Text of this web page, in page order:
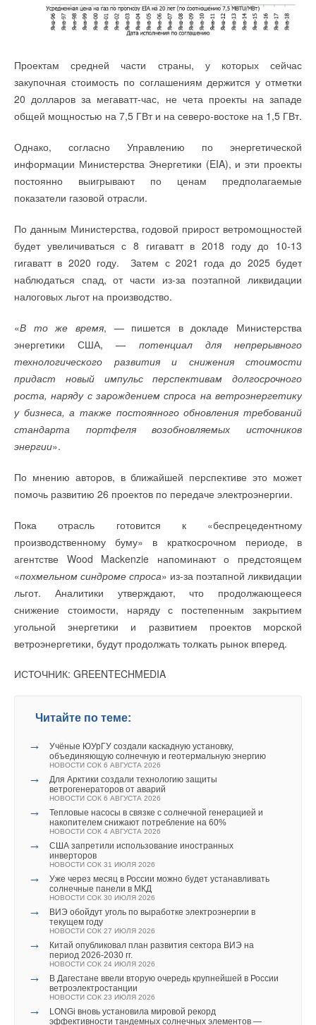
Проектам средней части страны, у которых сейчас
закупочная стоимость по соглашениям держится у отметки
20 долларов за мегаватт-час, не чета проекты на западе
общей мощностью на 7,5 ГВт и на северо-востоке на 1,5 ГВт.
Однако, согласно Управлению по энергетической
информации Министерства Энергетики (EIA), и эти проекты
постоянно выигрывают по ценам предполагаемые
показатели газовой отрасли.
По данным Министерства, годовой прирост ветромощностей
будет увеличиваться с 8 гигаватт в 2018 году до 10-13
гигаватт в 2020 году. Затем с 2021 года до 2025 будет
наблюдаться спад, от части из-за поэтапной ликвидации
налоговых льгот на производство.
«В то же время, — пишется в докладе Министерства
энергетики США, — потенциал для непрерывного
технологического развития и снижения стоимости
придаст новый импульс перспективам долгосрочного
роста, наряду с зарождением спроса на ветроэнергетику
у бизнеса, а также постоянного обновления требований
стандарта портфеля возобновляемых источников
энергии».
По мнению авторов, в ближайшей перспективе это может
помочь развитию 26 проектов по передаче электроэнергии.
Пока отрасль готовится к «беспрецедентному
производственному буму» в краткосрочном периоде, в
агентстве Wood Mackenzie напоминают о предстоящем
«похмельном синдроме спроса» из-за поэтапной ликвидации
льгот. Аналитики утверждают, что продолжающееся
снижение стоимости, наряду с постепенным закрытием
угольной энергетики и развитием проектов морской
ветроэнергетики, будут продолжать толкать рынок вперед.
ИСТОЧНИК: GREENTECHMEDIA
Читайте по теме:
→
Учёные ЮУрГУ создали каскадную установку,
объединяющую солнечную и геотермальную энергию
НОВОСТИ СОК 6 АВГУСТА 2026
→
Для Арктики создали технологию защиты
ветрогенераторов от аварий
НОВОСТИ СОК 6 АВГУСТА 2026
→
Тепловые насосы в связке с солнечной генерацией и
накопителем снижают потребление на 60%
НОВОСТИ СОК 4 АВГУСТА 2026
→
США запретили использование иностранных
инверторов
НОВОСТИ СОК 31 ИЮЛЯ 2026
→
Уже через месяц в России можно будет устанавливать
солнечные панели в МКД
НОВОСТИ СОК 30 ИЮЛЯ 2026
→
ВИЭ обойдут уголь по выработке электроэнергии в
текущем году
НОВОСТИ СОК 27 ИЮЛЯ 2026
→
Китай опубликовал план развития сектора ВИЭ на
период 2026-2030 гг.
НОВОСТИ СОК 24 ИЮЛЯ 2026
→
В Дагестане ввели вторую очередь крупнейшей в России
ветроэлектростанции
НОВОСТИ СОК 23 ИЮЛЯ 2026
→
LONGi вновь установила мировой рекорд
эффективности тандемных солнечных элементов —
Добавить комментарий
Ваше имя *
Текст комментария